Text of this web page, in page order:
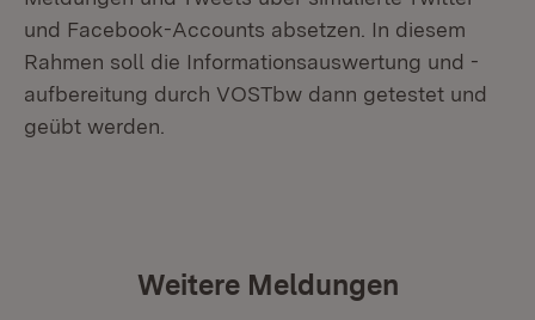
und Facebook-Accounts absetzen. In diesem
Rahmen soll die Informationsauswertung und -
aufbereitung durch VOSTbw dann getestet und
geübt werden.
Weitere Meldungen